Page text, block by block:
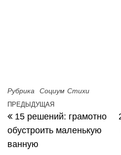
Рубрика Социум Стихи
Навигация по
Предыдущая запись
ПРЕДЫДУЩАЯ
15 решений: грамотно
обустроить маленькую
ванную